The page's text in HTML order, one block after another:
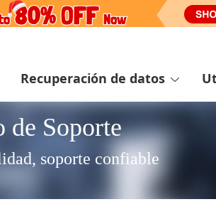
Recuperación de datos
de Soporte
soporte confiable